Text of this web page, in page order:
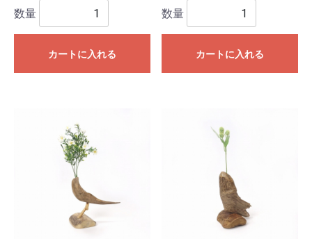
数量
カートに入れる
数量
カートに入れる